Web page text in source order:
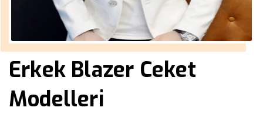
Erkek Blazer Ceket
Modelleri